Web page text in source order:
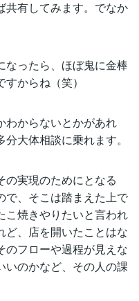
共有してみます。でなか
なったら、ほぼ鬼に金棒
からね（笑）
わからないとかがあれ
大体相談に乗れます。
の実現のためにとなる
で、そこは踏まえた上で
こ焼きやりたいと言われ
ど、店を開いたことはな
のフローや過程が見えな
いのかなど、その人の課